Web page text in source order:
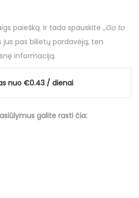
paiešką. Ir tada spauskite „Go to
jus pas bilietų pardavėją, ten
informaciją.
nuo €0.43 / dienai
galite rasti čia: